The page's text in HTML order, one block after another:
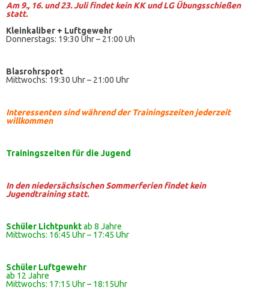
Am 9., 16. und 23. Juli findet kein KK und LG Übungsschießen
statt.
Kleinkaliber + Luftgewehr
Donnerstags: 19:30 Uhr – 21:00 Uh
Blasrohrsport
Mittwochs: 19:30 Uhr – 21:00 Uhr
Interessenten sind während der Trainingszeiten jederzeit
willkommen
Trainingszeiten für die Jugend
In den niedersächsischen Sommerferien findet kein
Jugendtraining statt.
Schüler Lichtpunktab 8 Jahre
Mittwochs: 16:45 Uhr – 17:45 Uhr
Schüler Luftgewehr
ab 12 Jahre
Mittwochs: 17:15 Uhr – 18:15Uhr